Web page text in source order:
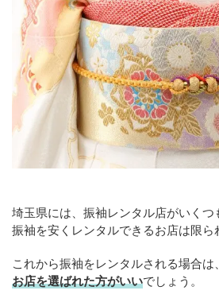
埼玉県には、振袖レンタル店がいくつ
振袖を安くレンタルできるお店は限ら
これから振袖をレンタルされる場合は、
お店を選ばれた方がいいでしょう。